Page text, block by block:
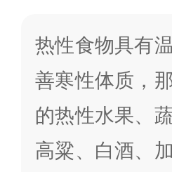
热性食物具有
善寒性体质，
的热性水果、
高粱、白酒、